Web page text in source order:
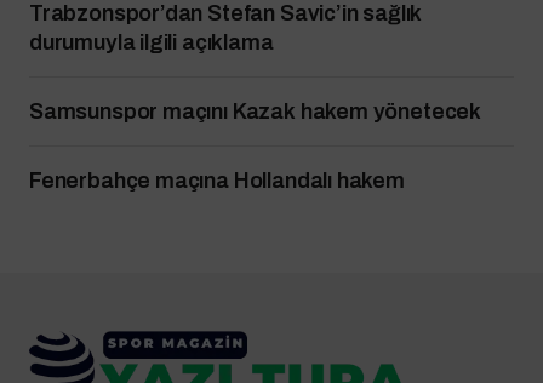
Trabzonspor’dan Stefan Savic’in sağlık
durumuyla ilgili açıklama
Samsunspor maçını Kazak hakem yönetecek
Fenerbahçe maçına Hollandalı hakem